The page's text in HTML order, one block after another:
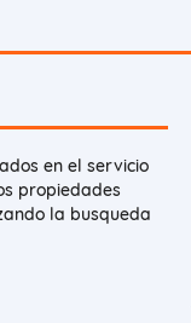
en el servicio
propiedades
la busqueda